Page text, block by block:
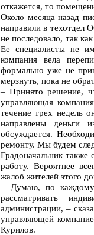
откажется, то
Около месяца назад
направили в техотдел
не последовало, так
Ее специалисты не
компания вела
формально уже не
мерзнуть, пока не
– Принято решение,
управляющая
течение трех недель
направлены деньги
обсуждается.
ремонту. Мы будем
Градоначальник
работу. Вероятнее
жалоб жителей этого
– Думаю, по каждому
рассматривать
администрации, –
управляющей
Курилов.